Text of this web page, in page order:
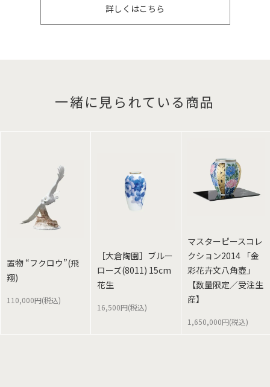
詳しくはこちら
一緒に見られている商品
置物 “フクロウ”(飛
翔)
110,000円(税込)
［大倉陶園］ブルー
ローズ(8011) 15cm
花生
16,500円(税込)
マスターピースコレ
クション2014 「金
彩花卉文八角壺」
【数量限定／受注生
産】
1,650,000円(税込)